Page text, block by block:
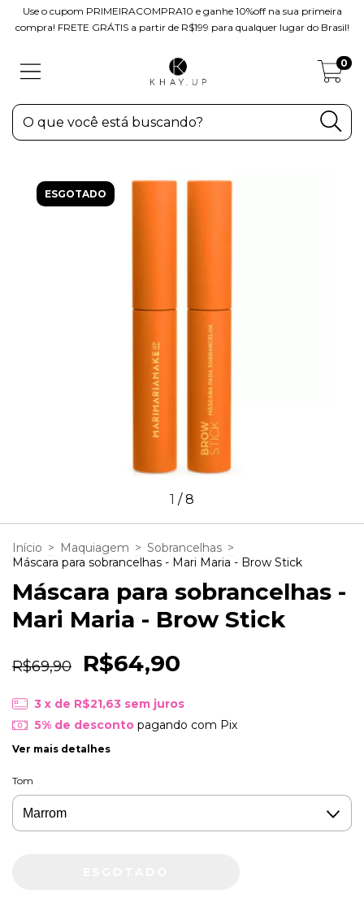
Use o cupom PRIMEIRACOMPRA10 e ganhe 10%off na sua primeira
compra! FRETE GRÁTIS a partir de R$199 para qualquer lugar do Brasil!
0
ESGOTADO
1 /8
Início > Maquiagem > Sobrancelhas >
Máscara para sobrancelhas - Mari Maria - Brow Stick
Máscara para sobrancelhas -
Mari Maria - Brow Stick
R$69,90 R$64,90
3 x de R$21,63 sem juros
5% de descontopagando com Pix
Ver mais detalhes
Tom